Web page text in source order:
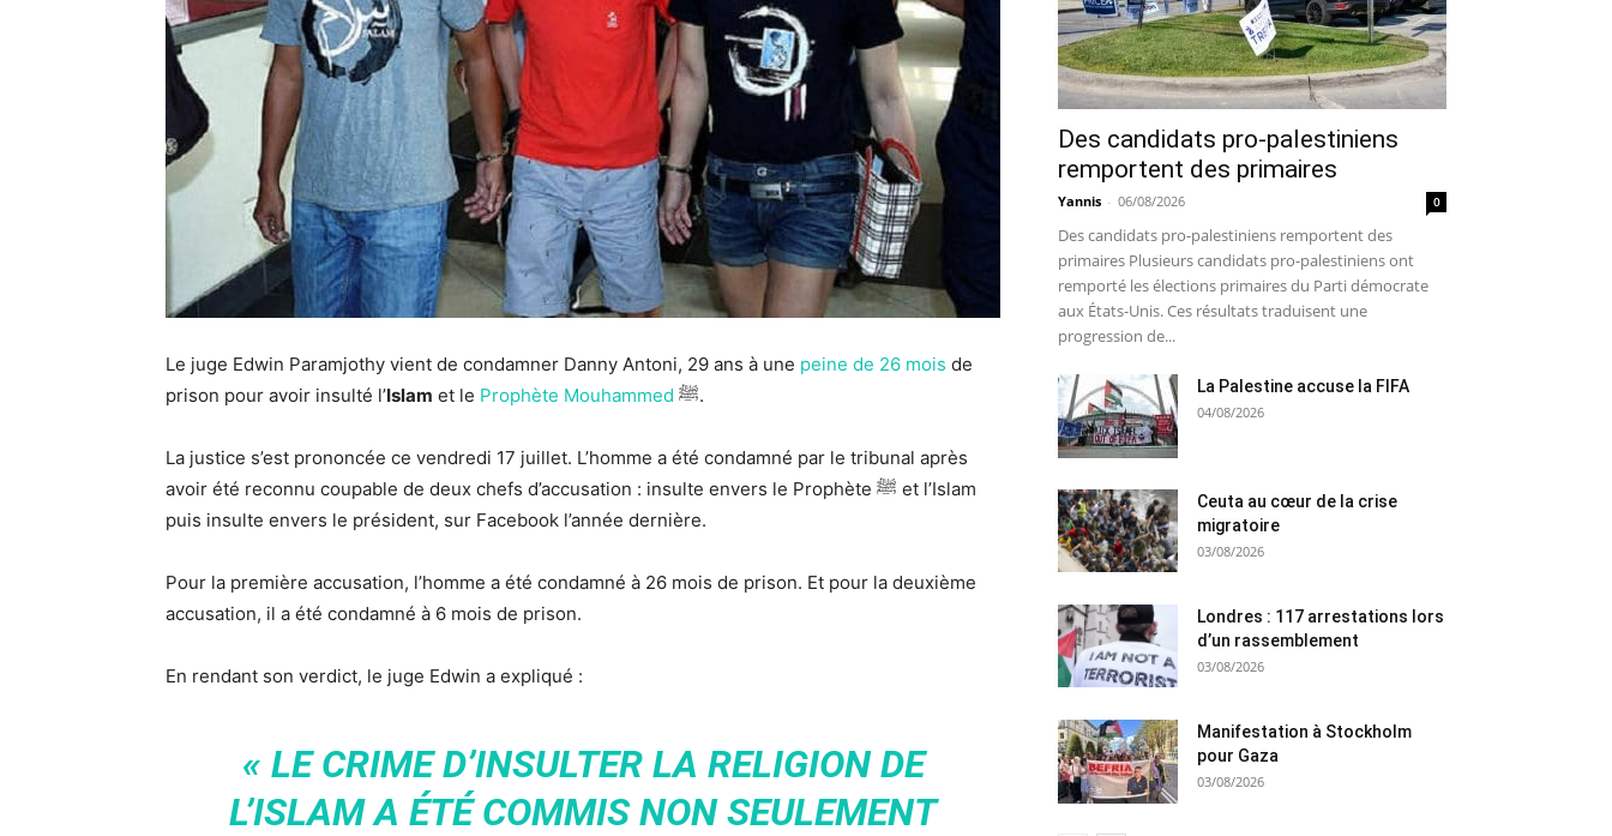
Le juge Edwin Paramjothy vient de condamner Danny Antoni, 29 ans à une peine de 26 mois de
prison pour avoir insulté l’Islam et le Prophète Mouhammed ﷺ.
La justice s’est prononcée ce vendredi 17 juillet. L’homme a été condamné par le tribunal après
avoir été reconnu coupable de deux chefs d’accusation : insulte envers le Prophète ﷺ et l’Islam
puis insulte envers le président, sur Facebook l’année dernière.
Pour la première accusation, l’homme a été condamné à 26 mois de prison. Et pour la deuxième
accusation, il a été condamné à 6 mois de prison.
En rendant son verdict, le juge Edwin a expliqué :
« LE CRIME D’INSULTER LA RELIGION DE
L’ISLAM A ÉTÉ COMMIS NON SEULEMENT
Des candidats pro-palestiniens
remportent des primaires
Yannis - 06/08/2026 0
Des candidats pro-palestiniens remportent des
primaires Plusieurs candidats pro-palestiniens ont
remporté les élections primaires du Parti démocrate
aux États-Unis. Ces résultats traduisent une
progression de...
La Palestine accuse la FIFA
04/08/2026
Ceuta au cœur de la crise
migratoire
03/08/2026
Londres : 117 arrestations lors
d’un rassemblement
03/08/2026
Manifestation à Stockholm
pour Gaza
03/08/2026